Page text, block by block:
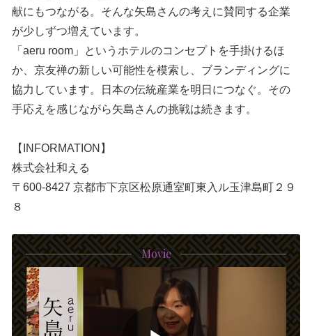
献にもつながる。そんな矢島さんの考えに賛同する企業
が少しずつ増えています。
「aeru room」というホテルのコンセプトを手掛けるほ
か、京友禅の新しい可能性を模索し、ブランディングに
協力しています。日本の伝統産業を明日につなぐ。その
手応えを感じながら矢島さんの挑戦は続きます。
【INFORMATION】
株式会社和える
〒600-8427 京都市下京区松原通室町東入ル玉津島町２９
８
Movie